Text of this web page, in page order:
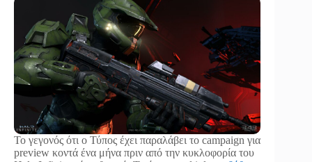
Το γεγονός ότι ο Τύπος έχει παραλάβει το campaign για
preview κοντά ένα μήνα πριν από την κυκλοφορία του